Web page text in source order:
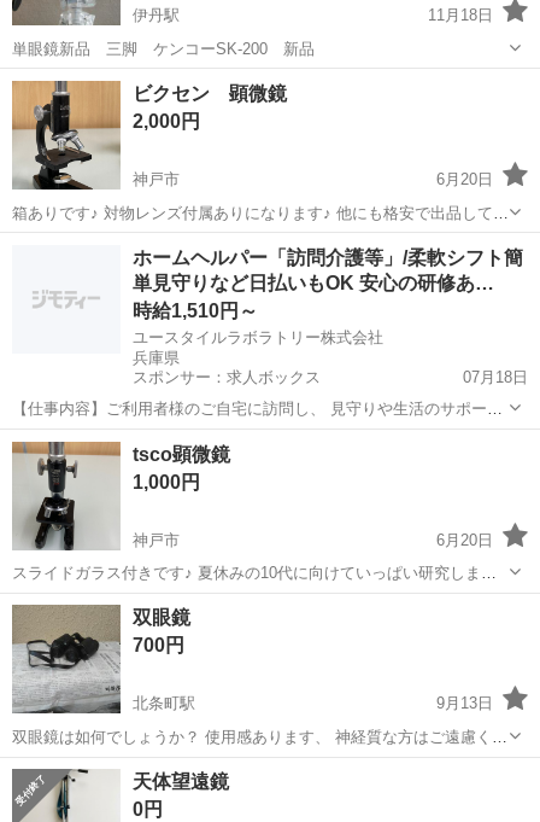
伊丹駅
11月18日
単眼鏡新品 三脚 ケンコーSK-200 新品
兵庫 伊丹市 伊丹駅 望遠鏡、顕微鏡
ビクセン 顕微鏡
2,000円
神戸市
6月20日
箱ありです♪ 対物レンズ付属ありになります♪ 他にも格安で出品してお
ります！！ お引き取り日優先で決めさせていただいております。 ※商
品の回転が早い為、2〜3日中にお引き取り可能な方を受け渡し予定者
にしております。...
望遠鏡、顕微鏡 ビクセン
ホームヘルパー「訪問介護等」/柔軟シフト簡
単見守りなど日払いもOK 安心の研修あ…
時給1,510円～
ユースタイルラボラトリー株式会社
兵庫県
スポンサー：求人ボックス
07月18日
【仕事内容】ご利用者様のご自宅に訪問し、 見守りや生活のサポート
を行う 訪問介護のお仕事です! 未経験から始める方が8割です! 具体的
な内容 ・見守り ・食事介助 ・身の回りの整理整頓 ・洗濯物の片付け
・痰の吸引 ・身体を清潔に...
アルバイト・パート
tsco顕微鏡
1,000円
神戸市
6月20日
スライドガラス付きです♪ 夏休みの10代に向けていっぱい研究しまし
ょう♪ 他にも格安で出品しております！！ お引き取り日優先で決めさ
せていただいております。 ※商品の回転が早い為、2〜3日中にお引き
取り可能な方を受...
兵庫 神戸市 望遠鏡、顕微鏡
双眼鏡
700円
北条町駅
9月13日
双眼鏡は如何でしょうか？ 使用感あります、 神経質な方はご遠慮くだ
さい、 取引の早い方、やり取りがスムーズな方との取引を優先とさせ
ていただきます。
兵庫 加西市 北条町駅
天体望遠鏡
0円